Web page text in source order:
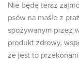
Nie będę teraz
psów na maśle z
spożywanym przez
produkt zdrowy,
że jest to